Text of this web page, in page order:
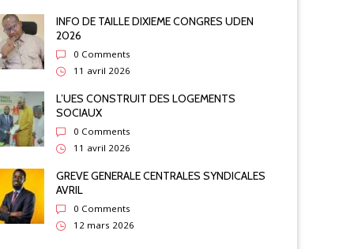
INFO DE TAILLE DIXIEME CONGRES UDEN
2026
0 Comments
11 avril 2026
L’UES CONSTRUIT DES LOGEMENTS
SOCIAUX
0 Comments
11 avril 2026
GREVE GENERALE CENTRALES SYNDICALES
AVRIL
0 Comments
12 mars 2026